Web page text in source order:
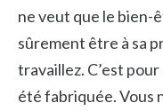
ne veut que le bien-
sûrement être à sa
travaillez. C’est
été fabriquée. Vous